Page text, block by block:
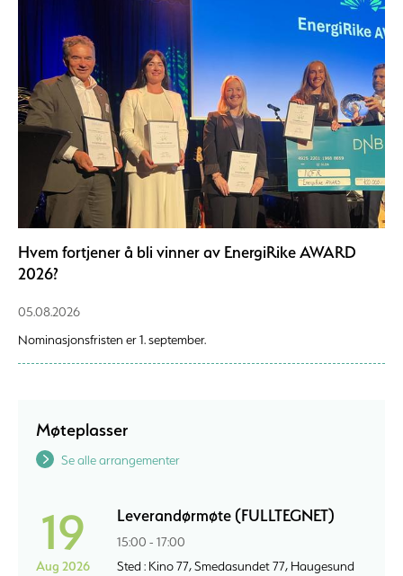
Hvem fortjener å bli vinner av EnergiRike AWARD
2026?
05.08.2026
Nominasjonsfristen er 1. september.
Møteplasser
Se alle arrangementer
19
Aug 2026
Leverandørmøte (FULLTEGNET)
15:00 - 17:00
Sted : Kino 77, Smedasundet 77, Haugesund